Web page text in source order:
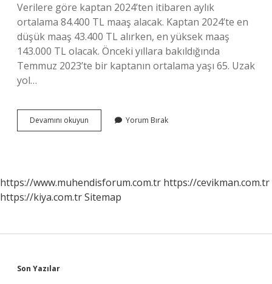
Verilere göre kaptan 2024’ten itibaren aylık
ortalama 84.400 TL maaş alacak. Kaptan 2024’te en
düşük maaş 43.400 TL alırken, en yüksek maaş
143.000 TL olacak. Önceki yıllara bakıldığında
Temmuz 2023’te bir kaptanın ortalama yaşı 65. Uzak
yol…
Devamını okuyun
Yol
Kazanır
Yorum Bırak
https://www.muhendisforum.com.tr https://cevikman.com.tr
https://kiya.com.trSitemap
Sidebar
Son Yazılar